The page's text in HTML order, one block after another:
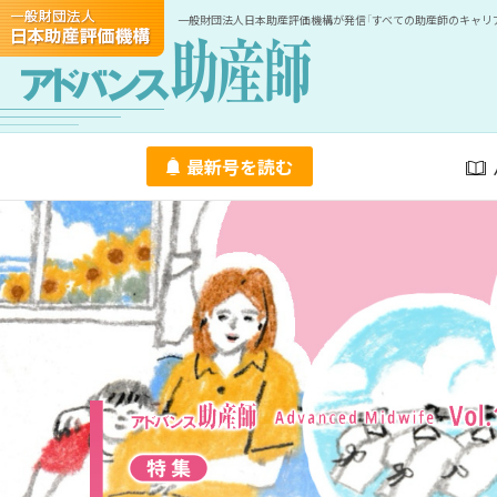
一般財団法人日本助産評価機構が発信「すべての助産師のキャリ
最新号を読む